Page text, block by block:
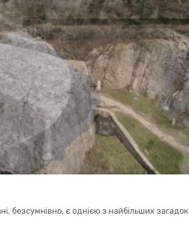
безсумнівно, є однією з найбільших загадок